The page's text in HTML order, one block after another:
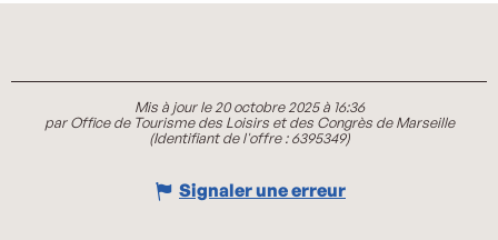
Mis à jour le 20 octobre 2025 à 16:36
par Office de Tourisme des Loisirs et des Congrès de Marseille
(Identifiant de l'offre :6395349)
Signaler une erreur